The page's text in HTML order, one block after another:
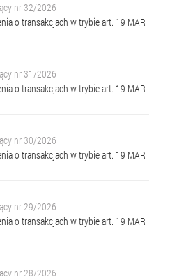
nr 32/2026
o transakcjach w trybie art. 19 MAR
nr 31/2026
o transakcjach w trybie art. 19 MAR
nr 30/2026
o transakcjach w trybie art. 19 MAR
nr 29/2026
o transakcjach w trybie art. 19 MAR
nr 28/2026